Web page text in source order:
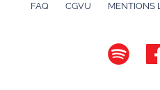
FAQ CGVU MENTIONS